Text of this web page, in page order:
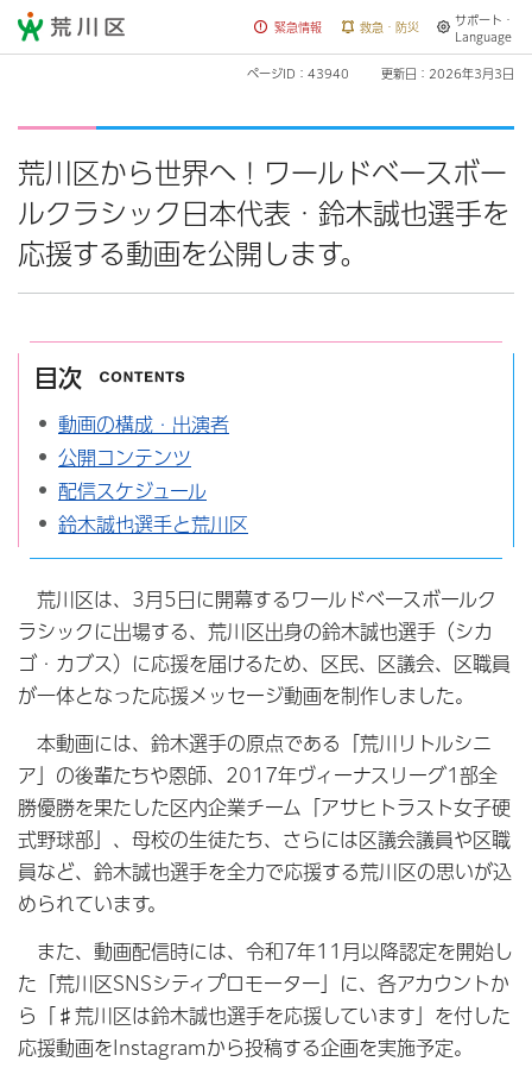
荒川区 緊急情報 救急・防災
サポート・
Language
ページID：43940 更新日：2026年3月3日
荒川区から世界へ！ワールドベースボー
ルクラシック日本代表・鈴木誠也選手を
応援する動画を公開します。
目次
動画の構成・出演者
公開コンテンツ
配信スケジュール
鈴木誠也選手と荒川区
荒川区は、3月5日に開幕するワールドベースボールク
ラシックに出場する、荒川区出身の鈴木誠也選手（シカ
ゴ・カブス）に応援を届けるため、区民、区議会、区職員
が一体となった応援メッセージ動画を制作しました。
本動画には、鈴木選手の原点である「荒川リトルシニ
ア」の後輩たちや恩師、2017年ヴィーナスリーグ1部全
勝優勝を果たした区内企業チーム「アサヒトラスト女子硬
式野球部」、母校の生徒たち、さらには区議会議員や区職
員など、鈴木誠也選手を全力で応援する荒川区の思いが込
められています。
また、動画配信時には、令和7年11月以降認定を開始し
た「荒川区SNSシティプロモーター」に、各アカウントか
ら「♯荒川区は鈴木誠也選手を応援しています」を付した
応援動画をInstagramから投稿する企画を実施予定。